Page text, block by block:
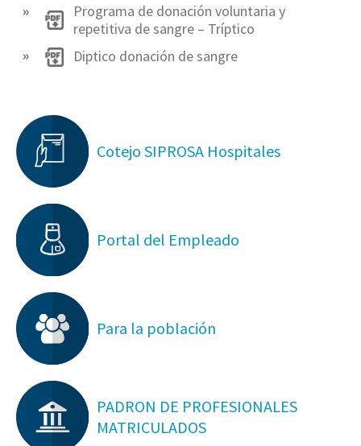
Programa de donación voluntaria y
repetitiva de sangre – Tríptico
Diptico donación de sangre
Cotejo SIPROSA Hospitales
Portal del Empleado
Para la población
PADRON DE PROFESIONALES
MATRICULADOS